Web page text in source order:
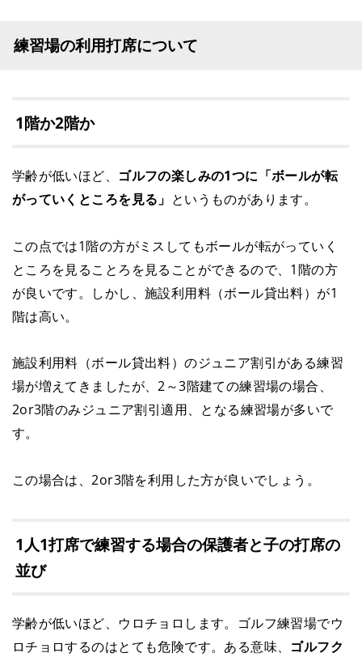
練習場の利用打席について
1階か2階か
学齢が低いほど、 ゴルフの楽しみの1つに「ボールが転
がっていくところを見る」 というものがあります。
この点では1階の方がミスしてもボールが転がっていく
ところを見ることろを見ることができるので、1階の方
が良いです。しかし、施設利用料（ボール貸出料）が1
階は高い。
施設利用料（ボール貸出料）のジュニア割引がある練習
場が増えてきましたが、2～3階建ての練習場の場合、
2or3階のみジュニア割引適用、となる練習場が多いで
す。
この場合は、2or3階を利用した方が良いでしょう。
1人1打席で練習する場合の保護者と子の打席の
並び
学齢が低いほど、ウロチョロします。ゴルフ練習場でウ
ロチョロするのはとても危険です。ある意味、 ゴルフク